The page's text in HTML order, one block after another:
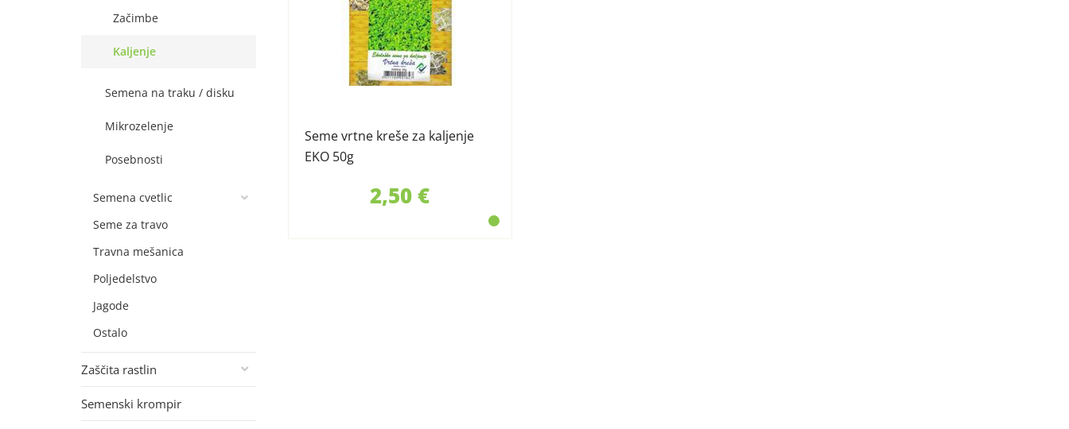
Začimbe
Kaljenje
Semena na traku / disku
Mikrozelenje
Posebnosti
Semena cvetlic
Seme za travo
Travna mešanica
Poljedelstvo
Jagode
Ostalo
Zaščita rastlin
Semenski krompir
Seme vrtne kreše za kaljenje
EKO 50g
2,50 €